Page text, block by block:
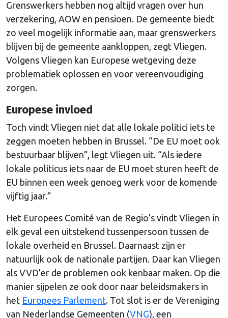
Grenswerkers hebben nog altijd vragen over hun
verzekering, AOW en pensioen. De gemeente biedt
zo veel mogelijk informatie aan, maar grenswerkers
blijven bij de gemeente aankloppen, zegt Vliegen.
Volgens Vliegen kan Europese wetgeving deze
problematiek oplossen en voor vereenvoudiging
zorgen.
Europese invloed
Toch vindt Vliegen niet dat alle lokale politici iets te
zeggen moeten hebben in Brussel. “De EU moet ook
bestuurbaar blijven”, legt Vliegen uit. “Als iedere
lokale politicus iets naar de EU moet sturen heeft de
EU binnen een week genoeg werk voor de komende
vijftig jaar.”
Het Europees Comité van de Regio’s vindt Vliegen in
elk geval een uitstekend tussenpersoon tussen de
lokale overheid en Brussel. Daarnaast zijn er
natuurlijk ook de nationale partijen. Daar kan Vliegen
als VVD’er de problemen ook kenbaar maken. Op die
manier sijpelen ze ook door naar beleidsmakers in
het Europees Parlement. Tot slot is er de Vereniging
van Nederlandse Gemeenten (VNG), een